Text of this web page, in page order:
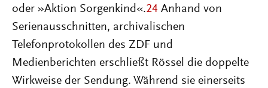
oder »Aktion Sorgenkind«.24 Anhand von
Serienausschnitten, archivalischen
Telefonprotokollen des ZDF und
Medienberichten erschließt Rössel die doppelte
Wirkweise der Sendung. Während sie einerseits